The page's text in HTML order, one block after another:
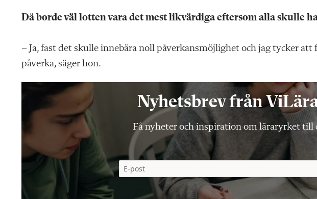
Då borde väl lotten vara det mest likvärdiga eftersom alla skulle
– Ja, fast det skulle innebära noll påverkansmöjlighet och jag tycker
påverka, säger hon.
Nyhetsbrev från
Få nyheter och inspiration om läraryrket till